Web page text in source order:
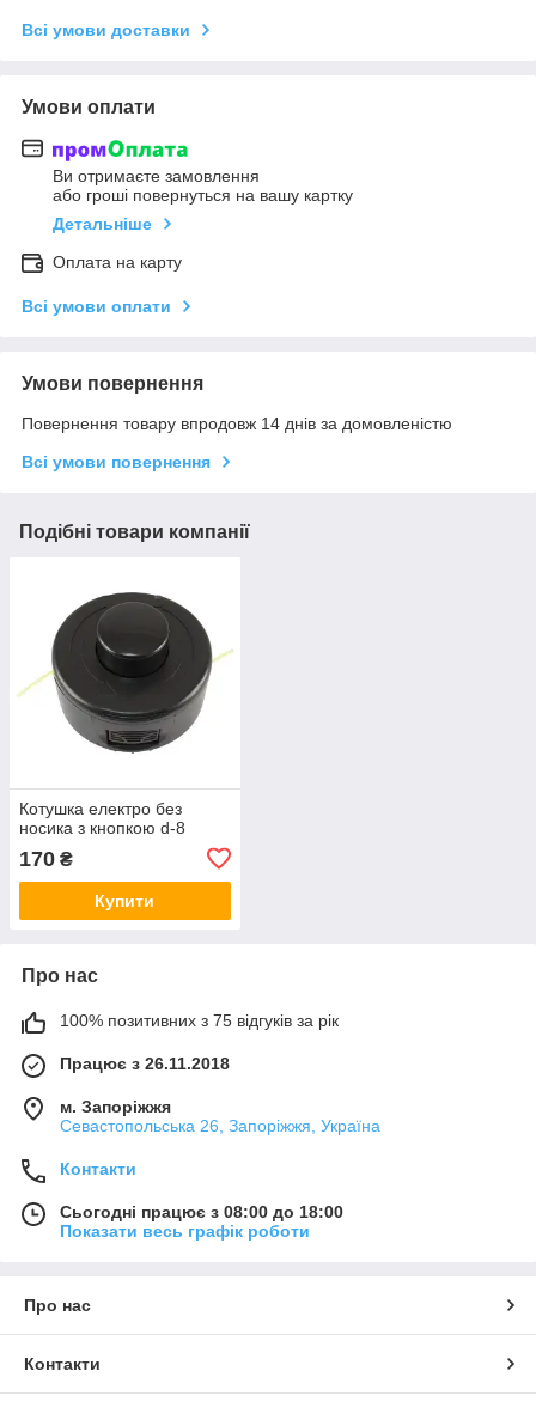
Всі умови доставки
Умови оплати
Ви отримаєте замовлення
або гроші повернуться на вашу картку
Детальніше
Оплата на карту
Всі умови оплати
Умови повернення
Повернення товару впродовж 14 днів за домовленістю
Всі умови повернення
Подібні товари компанії
Котушка електро без
носика з кнопкою d-8
170 ₴
Купити
Про нас
100% позитивних з 75 відгуків за рік
Працює з 26.11.2018
м. Запоріжжя
Севастопольська 26, Запоріжжя, Україна
Контакти
Сьогодні працює з 08:00 до 18:00
Показати весь графік роботи
Про нас
Контакти